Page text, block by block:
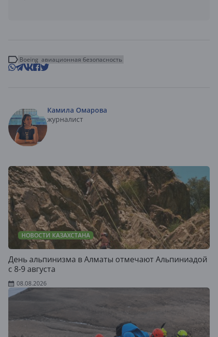
Boeing авиационная безопасность
Камила Омарова
журналист
НОВОСТИ КАЗАХСТАНА
День альпинизма в Алматы отмечают Альпиниадой
с 8-9 августа
08.08.2026